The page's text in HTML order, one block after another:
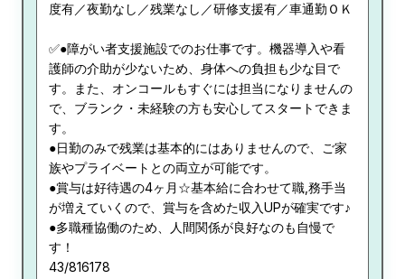
度有／夜勤なし／残業なし／研修支援有／車通勤ＯＫ
✅●障がい者支援施設でのお仕事です。機器導入や看
護師の介助が少ないため、身体への負担も少な目で
す。また、オンコールもすぐには担当になりませんの
で、ブランク・未経験の方も安心してスタートできま
す。
●日勤のみで残業は基本的にはありませんので、ご家
族やプライベートとの両立が可能です。
●賞与は好待遇の4ヶ月☆基本給に合わせて職,務手当
が増えていくので、賞与を含めた収入UPが確実です♪
●多職種協働のため、人間関係が良好なのも自慢で
す！
43/816178